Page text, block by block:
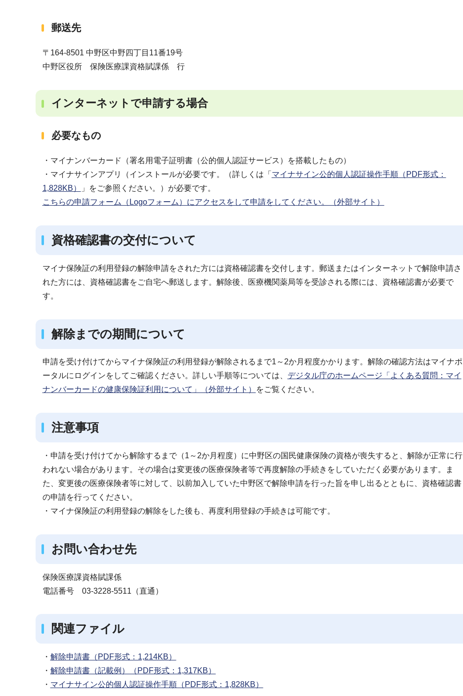
郵送先
〒164-8501 中野区中野四丁目11番19号
中野区役所 保険医療課資格賦課係 行
インターネットで申請する場合
必要なもの
・マイナンバーカード（署名用電子証明書（公的個人認証サービス）を搭載したもの）
・マイナサインアプリ（インストールが必要です。（詳しくは「 マイナサイン公的個人認証操作手順（PDF形式：
1,828KB）
」をご参照ください。）が必要です。
こちらの申請フォーム（Logoフォーム）にアクセスをして申請をしてください。（外部サイト）
資格確認書の交付について
マイナ保険証の利用登録の解除申請をされた方には資格確認書を交付します。郵送またはインターネットで解除申請さ
れた方には、資格確認書をご自宅へ郵送します。解除後、医療機関薬局等を受診される際には、資格確認書が必要で
す。
解除までの期間について
申請を受け付けてからマイナ保険証の利用登録が解除されるまで1～2か月程度かかります。解除の確認方法はマイナポ
ータルにログインをしてご確認ください。詳しい手順等については、 デジタル庁のホームページ「よくある質問：マイ
ナンバーカードの健康保険証利用について」（外部サイト）
をご覧ください。
注意事項
・申請を受け付けてから解除するまで（1～2か月程度）に中野区の国民健康保険の資格が喪失すると、解除が正常に行
われない場合があります。その場合は変更後の医療保険者等で再度解除の手続きをしていただく必要があります。ま
た、変更後の医療保険者等に対して、以前加入していた中野区で解除申請を行った旨を申し出るとともに、資格確認書
の申請を行ってください。
・マイナ保険証の利用登録の解除をした後も、再度利用登録の手続きは可能です。
お問い合わせ先
保険医療課資格賦課係
電話番号 03-3228-5511（直通）
関連ファイル
・ 解除申請書（PDF形式：1,214KB）
・ 解除申請書（記載例）（PDF形式：1,317KB）
・ マイナサイン公的個人認証操作手順（PDF形式：1,828KB）